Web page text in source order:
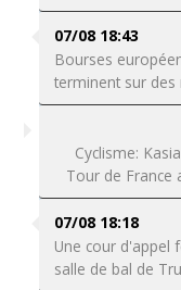
07/08 18:43
Bourses
terminent sur des
Cyclisme:
Tour de France
07/08 18:18
Une cour d'appel
salle de bal de